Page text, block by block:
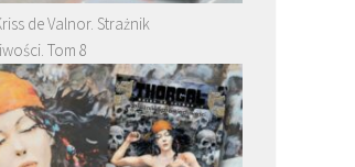
de Valnor. Strażnik
Tom 8